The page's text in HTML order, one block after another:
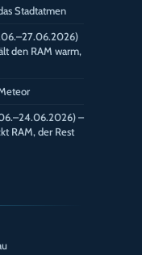
Stadtatmen
den RAM warm,
–
RAM, der Rest